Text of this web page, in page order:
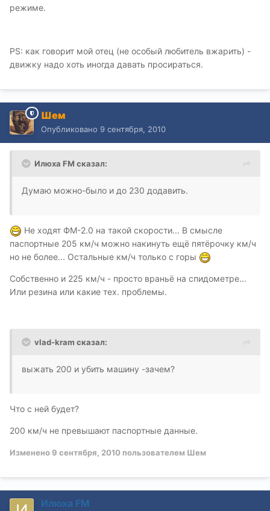
режиме.
PS: как говорит мой отец (не особый любитель вжарить) -
движку надо хоть иногда давать просираться.
Шем
Опубликовано 9 сентября, 2010
Илюха FM сказал:
Думаю можно-было и до 230 додавить.
Не ходят ФМ-2.0 на такой скорости... В смысле
паспортные 205 км/ч можно накинуть ещё пятёрочку км/ч
но не более... Остальные км/ч только с горы
Собственно и 225 км/ч - просто враньё на спидометре...
Или резина или какие тех. проблемы.
vlad-kram сказал:
выжать 200 и убить машину -зачем?
Что с ней будет?
200 км/ч не превышают паспортные данные.
Изменено9 сентября, 2010 пользователем Шем
Илюха FM